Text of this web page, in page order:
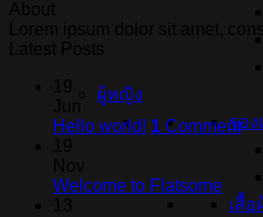
ผู้หญิง
รอง
เสื้อ
Lorem ipsum dolor sit amet,
Hello world! 1 Comment
Welcome to Flatsome